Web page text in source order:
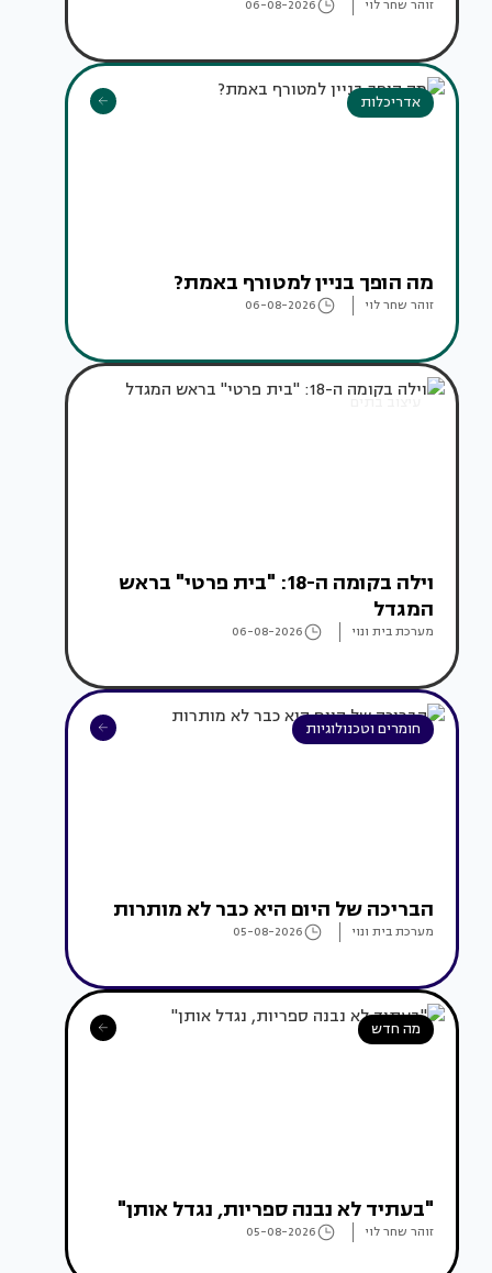
זוהר שחר לוי 06-08-2026
אדריכלות
מה הופך בניין למטורף באמת?
זוהר שחר לוי 06-08-2026
עיצוב בתים
וילה בקומה ה-18: "בית פרטי" בראש
המגדל
מערכת בית ונוי 06-08-2026
חומרים וטכנולוגיות
הבריכה של היום היא כבר לא מותרות
מערכת בית ונוי 05-08-2026
מה חדש
"בעתיד לא נבנה ספריות, נגדל אותן"
זוהר שחר לוי 05-08-2026